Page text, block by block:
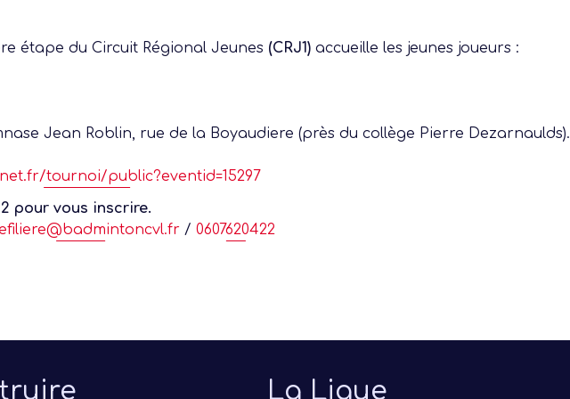
étape du Circuit Régional Jeunes (CRJ1) accueille les jeunes joueurs :
Jean Roblin, rue de la Boyaudiere (près du collège Pierre Dezarnaulds).
tournoi/public?eventid=15297
pour vous inscrire.
/ 0607620422
La Ligue